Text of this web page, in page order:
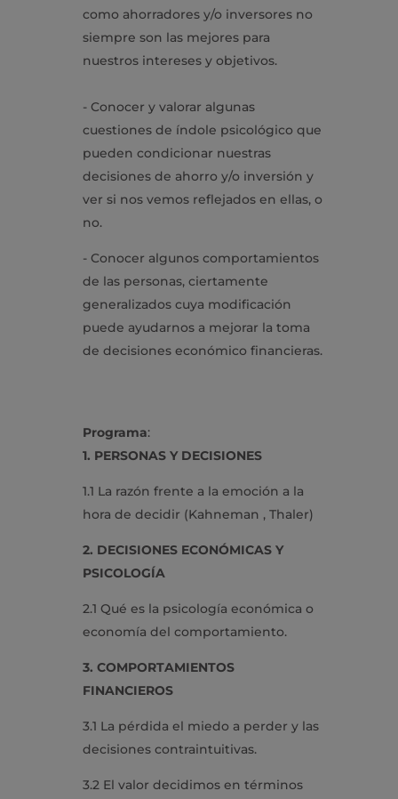
como ahorradores y/o inversores no
siempre son las mejores para
nuestros intereses y objetivos.
- Conocer y valorar algunas
cuestiones de índole psicológico que
pueden condicionar nuestras
decisiones de ahorro y/o inversión y
ver si nos vemos reflejados en ellas, o
no.
- Conocer algunos comportamientos
de las personas, ciertamente
generalizados cuya modificación
puede ayudarnos a mejorar la toma
de decisiones económico financieras.
Programa:
1. PERSONAS Y DECISIONES
1.1 La razón frente a la emoción a la
hora de decidir (Kahneman , Thaler)
2. DECISIONES ECONÓMICAS Y
PSICOLOGÍA
2.1 Qué es la psicología económica o
economía del comportamiento.
3. COMPORTAMIENTOS
FINANCIEROS
3.1 La pérdida el miedo a perder y las
decisiones contraintuitivas.
3.2 El valor decidimos en términos